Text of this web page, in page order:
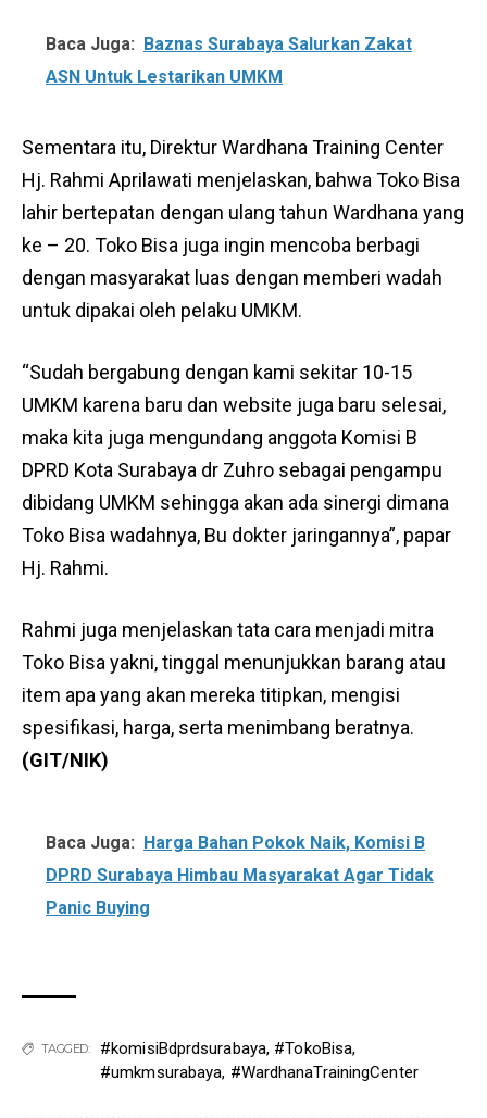
Baca Juga: Baznas Surabaya Salurkan Zakat
ASN Untuk Lestarikan UMKM
Sementara itu, Direktur Wardhana Training Center
Hj. Rahmi Aprilawati menjelaskan, bahwa Toko Bisa
lahir bertepatan dengan ulang tahun Wardhana yang
ke – 20. Toko Bisa juga ingin mencoba berbagi
dengan masyarakat luas dengan memberi wadah
untuk dipakai oleh pelaku UMKM.
“Sudah bergabung dengan kami sekitar 10-15
UMKM karena baru dan website juga baru selesai,
maka kita juga mengundang anggota Komisi B
DPRD Kota Surabaya dr Zuhro sebagai pengampu
dibidang UMKM sehingga akan ada sinergi dimana
Toko Bisa wadahnya, Bu dokter jaringannya”, papar
Hj. Rahmi.
Rahmi juga menjelaskan tata cara menjadi mitra
Toko Bisa yakni, tinggal menunjukkan barang atau
item apa yang akan mereka titipkan, mengisi
spesifikasi, harga, serta menimbang beratnya.
(GIT/NIK)
Baca Juga: Harga Bahan Pokok Naik, Komisi B
DPRD Surabaya Himbau Masyarakat Agar Tidak
Panic Buying
TAGGED: #komisiBdprdsurabaya, #TokoBisa,
#umkmsurabaya, #WardhanaTrainingCenter